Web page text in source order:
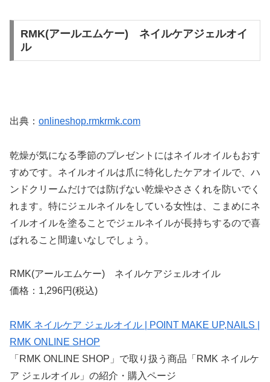
RMK(アールエムケー) ネイルケアジェルオイ
ル
出典： onlineshop.rmkrmk.com
乾燥が気になる季節のプレゼントにはネイルオイルもおす
すめです。ネイルオイルは爪に特化したケアオイルで、ハ
ンドクリームだけでは防げない乾燥やささくれを防いでく
れます。特にジェルネイルをしている女性は、こまめにネ
イルオイルを塗ることでジェルネイルが長持ちするので喜
ばれること間違いなしでしょう。
RMK(アールエムケー) ネイルケアジェルオイル
価格：1,296円(税込)
RMK ネイルケア ジェルオイル | POINT MAKE UP,NAILS |
RMK ONLINE SHOP
「RMK ONLINE SHOP」で取り扱う商品「RMK ネイルケ
ア ジェルオイル」の紹介・購入ページ